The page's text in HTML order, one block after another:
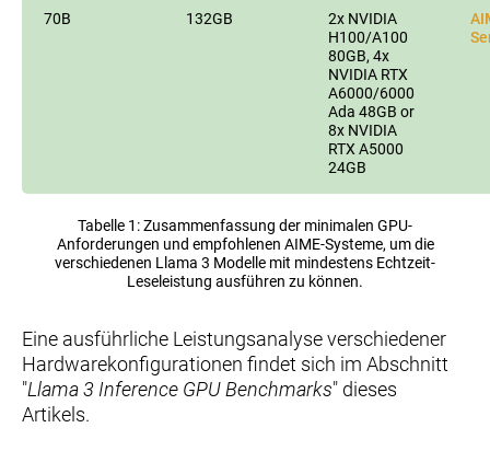
70B 132GB
2x NVIDIA
H100/A100
80GB, 4x
NVIDIA RTX
A6000/6000
Ada 48GB or
8x NVIDIA
RTX A5000
24GB
Tabelle 1: Zusammenfassung der minimalen GPU-
Anforderungen und empfohlenen AIME-Systeme, um die
verschiedenen Llama 3 Modelle mit mindestens Echtzeit-
Leseleistung ausführen zu können.
Eine ausführliche Leistungsanalyse verschiedener
Hardwarekonfigurationen findet sich im Abschnitt
"Llama 3 Inference GPU Benchmarks" dieses
Artikels.